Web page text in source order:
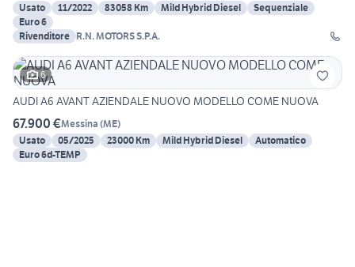
Usato
11/2022 83058 Km Mild Hybrid Diesel
Sequenziale
Euro 6
Rivenditore R.N. MOTORS S.P.A.
6
AUDI A6 AVANT AZIENDALE NUOVO MODELLO COME NUOVA
67.900 €Messina (ME)
Usato
05/2025 23000 Km Mild Hybrid Diesel
Automatico
Euro 6d-TEMP